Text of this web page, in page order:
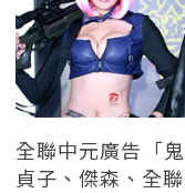
全聯中元廣告「
貞子、傑森、全